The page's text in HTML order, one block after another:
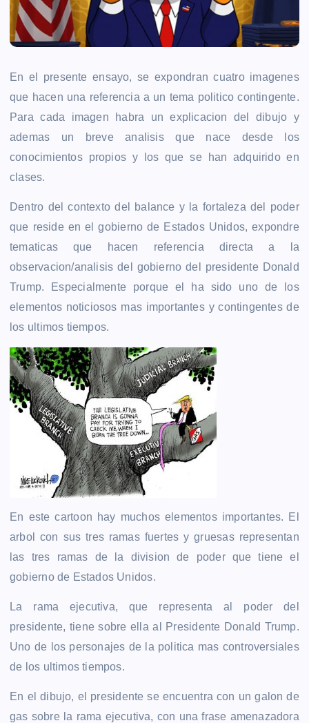
En el presente ensayo, se expondran cuatro imagenes
que hacen una referencia a un tema politico contingente.
Para cada imagen habra un explicacion del dibujo y
ademas un breve analisis que nace desde los
conocimientos propios y los que se han adquirido en
clases.
Dentro del contexto del balance y la fortaleza del poder
que reside en el gobierno de Estados Unidos, expondre
tematicas que hacen referencia directa a la
observacion/analisis del gobierno del presidente Donald
Trump. Especialmente porque el ha sido uno de los
elementos noticiosos mas importantes y contingentes de
los ultimos tiempos.
En este cartoon hay muchos elementos importantes. El
arbol con sus tres ramas fuertes y gruesas representan
las tres ramas de la division de poder que tiene el
gobierno de Estados Unidos.
La rama ejecutiva, que representa al poder del
presidente, tiene sobre ella al Presidente Donald Trump.
Uno de los personajes de la politica mas controversiales
de los ultimos tiempos.
En el dibujo, el presidente se encuentra con un galon de
gas sobre la rama ejecutiva, con una frase amenazadora